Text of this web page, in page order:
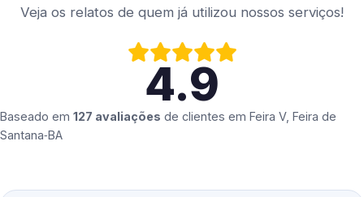
Veja os relatos de quem já utilizou nossos serviços!
4.9
Baseado em 127 avaliações de clientes em Feira V, Feira de
Santana‑BA